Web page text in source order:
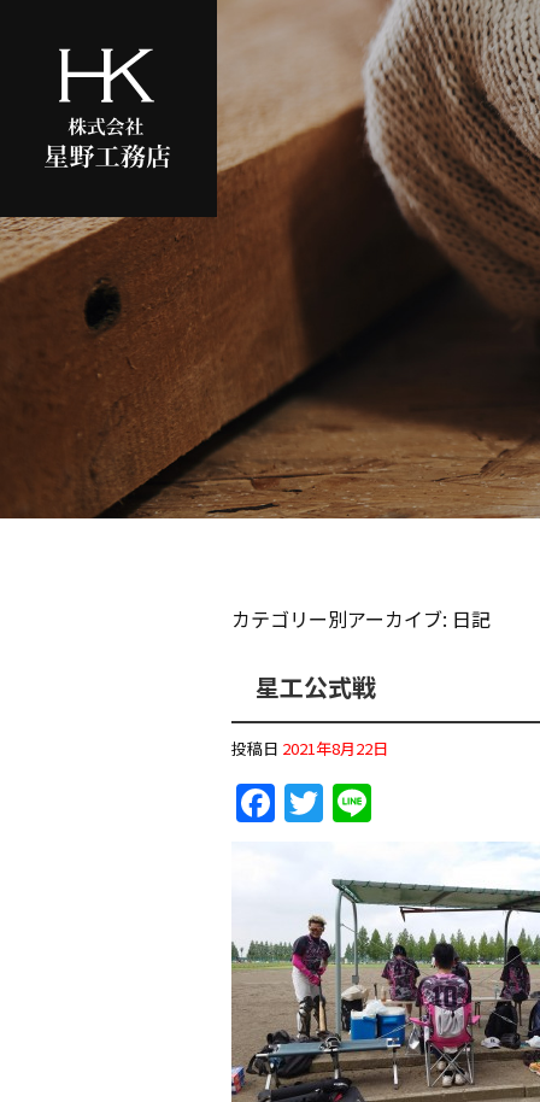
カテゴリー別アーカイブ: 日記
星工公式戦
投稿日 2021年8月22日
F
a
b
o
o
k
T
w
itt
er
e